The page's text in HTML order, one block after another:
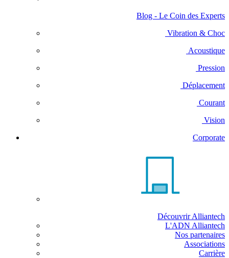
Blog - Le Coin des Experts
Vibration & Choc
Acoustique
Pression
Déplacement
Courant
Vision
Corporate
Découvrir Alliantech
L'ADN Alliantech
Nos partenaires
Associations
Carrière